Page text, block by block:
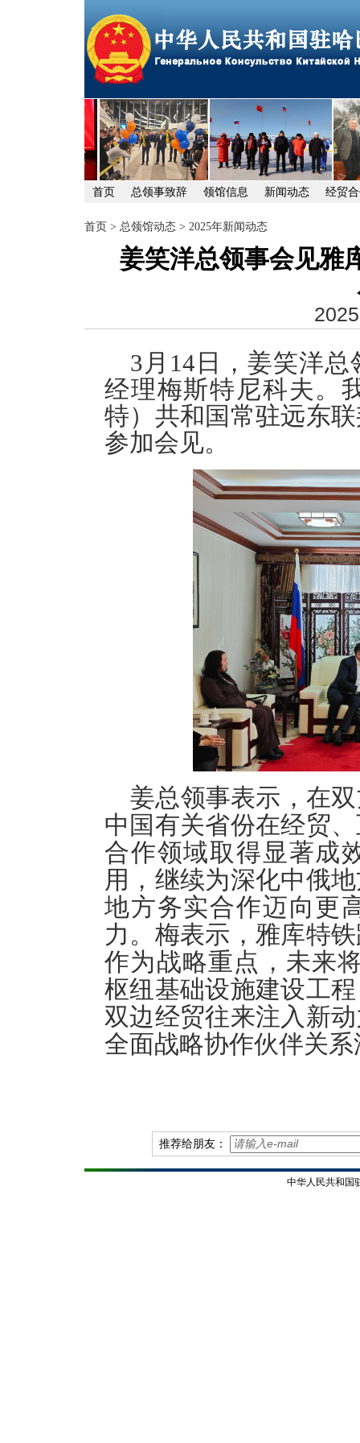
首页 总领事致辞 领馆信息 新闻动态 经贸
首页 > 总领馆动态 > 2025年新闻动态
姜笑洋总领事会见雅
3月14日，姜笑洋
经理梅斯特尼科夫。
特）共和国常驻远东
参加会见。
姜总领事表示 ，在
中国有关省份在经贸、
合作领域取得显著成
用，继续为深化中俄
地方务实合作迈向更
力。 梅表示 ，雅库特
作为战略重点，未来
枢纽 基础设施建设工
双边经贸往来注入新
全面战略协作伙伴关系
推荐给朋友：
中华人民共和国